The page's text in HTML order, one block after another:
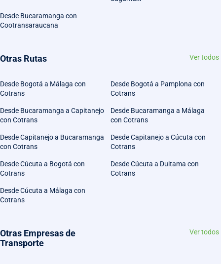
Desde Bucaramanga con
Cootransaraucana
Otras Rutas Ver todos
Desde Bogotá a Málaga con
Cotrans
Desde Bogotá a Pamplona con
Cotrans
Desde Bucaramanga a Capitanejo
con Cotrans
Desde Bucaramanga a Málaga
con Cotrans
Desde Capitanejo a Bucaramanga
con Cotrans
Desde Capitanejo a Cúcuta con
Cotrans
Desde Cúcuta a Bogotá con
Cotrans
Desde Cúcuta a Duitama con
Cotrans
Desde Cúcuta a Málaga con
Cotrans
Otras Empresas de
Transporte
Ver todos